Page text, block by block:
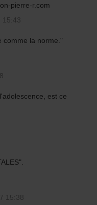
pierre-r.com
15:43
comme la norme."
est ce
15:38